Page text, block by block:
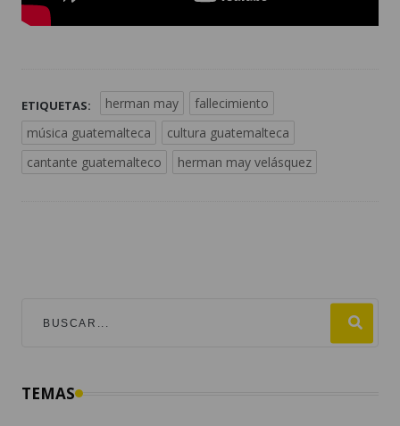
ETIQUETAS: herman may
fallecimiento
música guatemalteca
cultura guatemalteca
cantante guatemalteco
herman may velásquez
TEMAS